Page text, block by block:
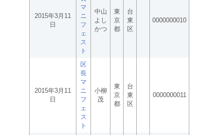
2015年3月11
日
マ
ニ
フ
ェ
ス
ト
中山
よし
かつ
東
京
都
台
東
区
0000000010
2015年3月11
日
区
長
マ
ニ
フ
ェ
ス
ト
小柳
茂
東
京
都
台
東
区
0000000011